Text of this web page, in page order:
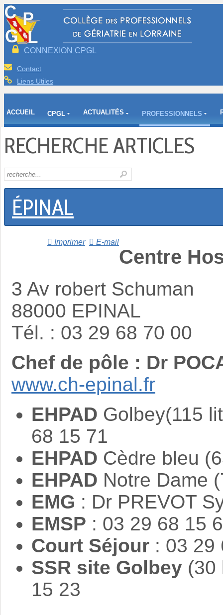
CONNEXION CPGL
Contact
Liens Utiles
ACCUEIL CPGL ACTUALITÉS PROFESSIONNELS
RECHERCHE ARTICLES
ÉPINAL
Imprimer E-mail
Centre
3 Av robert Schuman
88000 EPINAL
Tél. : 03 29 68 70 00
Chef de pôle : Dr
www.ch-epinal.fr
EHPAD Golbey(115
68 15 71
EHPAD Cèdre bleu
EHPAD Notre Dame
EMG : Dr PREVOT
EMSP : 03 29 68 15
Court Séjour : 03 29
SSR site Golbey (30
15 23